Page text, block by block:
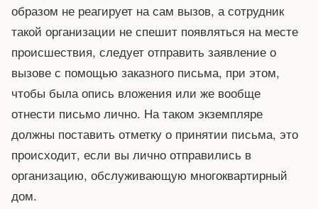
образом не реагирует на сам вызов, а сотрудник
такой организации не спешит появляться на месте
происшествия, следует отправить заявление о
вызове с помощью заказного письма, при этом,
чтобы была опись вложения или же вообще
отнести письмо лично. На таком экземпляре
должны поставить отметку о принятии письма, это
происходит, если вы лично отправились в
организацию, обслуживающую многоквартирный
дом.